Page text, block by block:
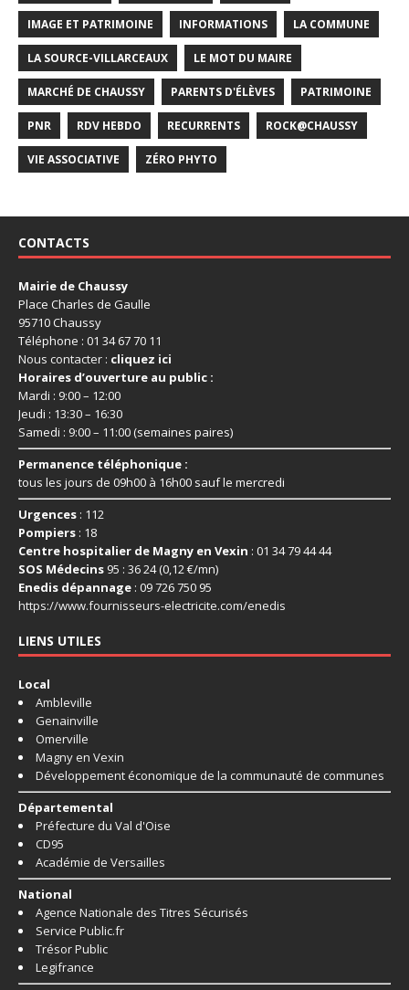
IMAGE ET PATRIMOINE INFORMATIONS LA COMMUNE
LA SOURCE-VILLARCEAUX LE MOT DU MAIRE
MARCHÉ DE CHAUSSY PARENTS D'ÉLÈVES PATRIMOINE
PNR RDV HEBDO RECURRENTS ROCK@CHAUSSY
VIE ASSOCIATIVE ZÉRO PHYTO
CONTACTS
Mairie de Chaussy
Place Charles de Gaulle
95710 Chaussy
Téléphone : 01 34 67 70 11
Nous contacter : cliquez ici
Horaires d’ouverture au public :
Mardi : 9:00 – 12:00
Jeudi : 13:30 – 16:30
Samedi : 9:00 – 11:00 (semaines paires)
Permanence téléphonique :
tous les jours de 09h00 à 16h00 sauf le mercredi
Urgences : 112
Pompiers : 18
Centre hospitalier de Magny en Vexin : 01 34 79 44 44
SOS Médecins 95 : 36 24 (0,12 €/mn)
Enedis dépannage : 09 726 750 95
https://www.fournisseurs-electricite.com/enedis
LIENS UTILES
Local
Ambleville
Genainville
Omerville
Magny en Vexin
Développement économique de la communauté de communes
Départemental
Préfecture du Val d'Oise
CD95
Académie de Versailles
National
Agence Nationale des Titres Sécurisés
Service Public.fr
Trésor Public
Legifrance